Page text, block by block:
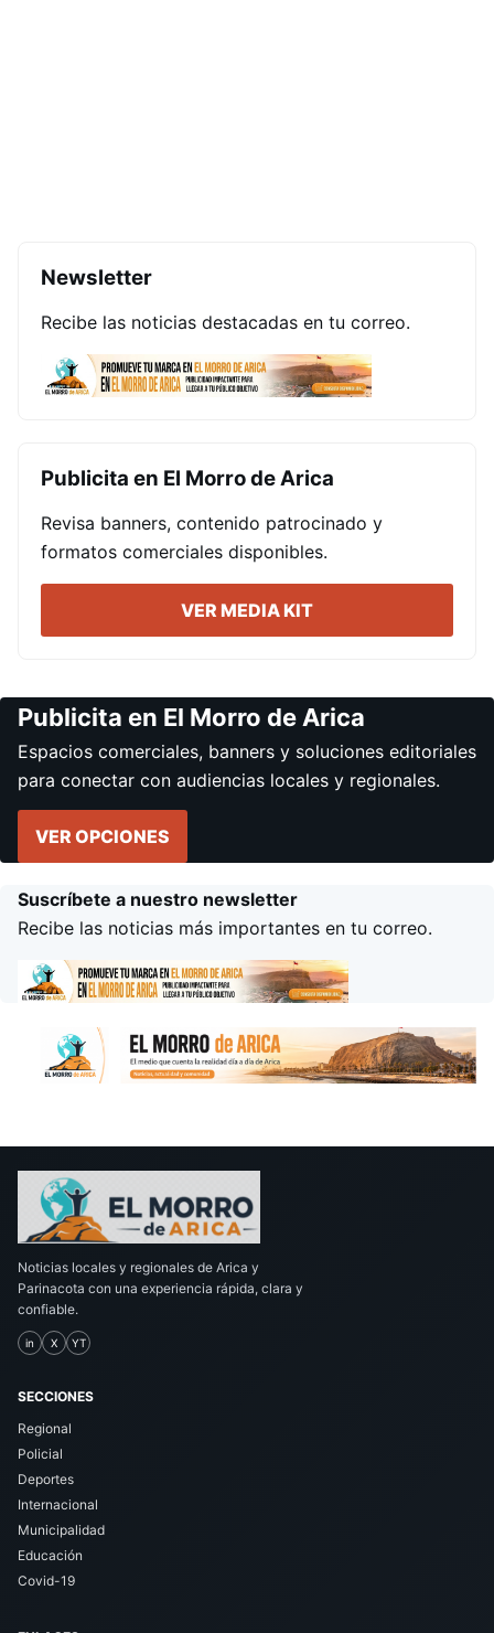
Newsletter
Recibe las noticias destacadas en tu correo.
Publicita en El Morro de Arica
Revisa banners, contenido patrocinado y
formatos comerciales disponibles.
VER MEDIA KIT
Publicita en El Morro de Arica
Espacios comerciales, banners y soluciones editoriales
para conectar con audiencias locales y regionales.
VER OPCIONES
Suscríbete a nuestro newsletter
Recibe las noticias más importantes en tu correo.
Noticias locales y regionales de Arica y
Parinacota con una experiencia rápida, clara y
confiable.
in X YT
SECCIONES
Regional
Policial
Deportes
Internacional
Municipalidad
Educación
Covid-19